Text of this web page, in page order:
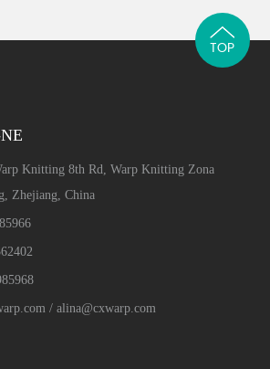
Knitting 8th Rd, Warp Knitting Zona
Zhejiang, China
/ alina@cxwarp.com
TOP